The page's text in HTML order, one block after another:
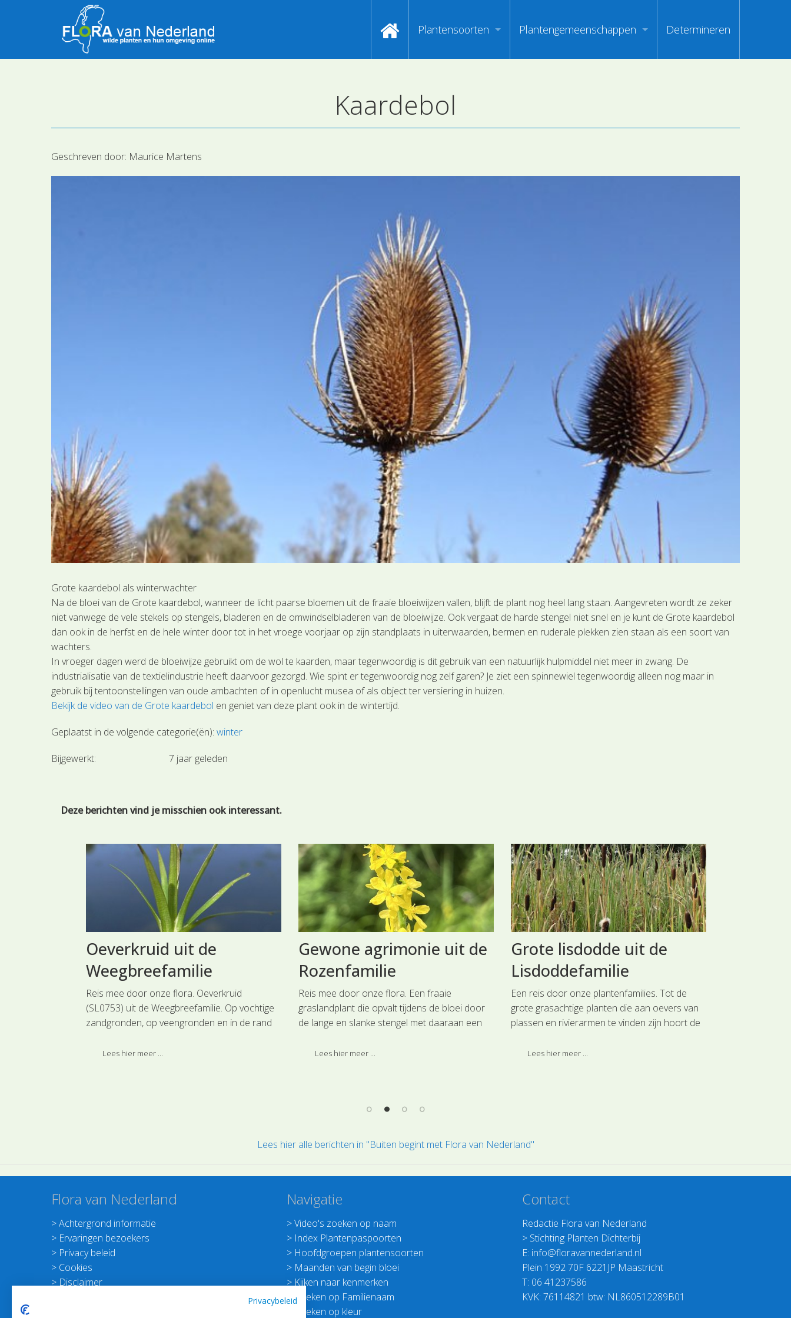
Plantensoorten
Index van plantenpaspoorten
Hoofdgroepen plantensoorten
Zoeken op Familienamen
Zoeken op kleur
Plantengemeenschappen
Maanden van optimale herkenbaarheid
Determineren
Kaardebol
Geschreven door: Maurice Martens
Grote kaardebol als winterwachter
Na de bloei van de Grote kaardebol, wanneer de licht paarse bloemen uit de fraaie bloeiwijzen vallen, blijft de plant nog heel lang staan. Aangevreten wordt ze zeker
niet vanwege de vele stekels op stengels, bladeren en de omwindselbladeren van de bloeiwijze. Ook vergaat de harde stengel niet snel en je kunt de Grote kaardebol
dan ook in de herfst en de hele winter door tot in het vroege voorjaar op zijn standplaats in uiterwaarden, bermen en ruderale plekken zien staan als een soort van
wachters.
In vroeger dagen werd de bloeiwijze gebruikt om de wol te kaarden, maar tegenwoordig is dit gebruik van een natuurlijk hulpmiddel niet meer in zwang. De
industrialisatie van de textielindustrie heeft daarvoor gezorgd. Wie spint er tegenwoordig nog zelf garen? Je ziet een spinnewiel tegenwoordig alleen nog maar in
gebruik bij tentoonstellingen van oude ambachten of in openlucht musea of als object ter versiering in huizen.
Bekijk de video van de Grote kaardebol en geniet van deze plant ook in de wintertijd.
Geplaatst in de volgende categorie(ën):winter
Bijgewerkt: 7 jaar geleden
Deze berichten vind je misschien ook interessant.
Oeverkruid uit de
Weegbreefamilie
Reis mee door onze flora. Oeverkruid
(SL0753) uit de Weegbreefamilie. Op vochtige
zandgronden, op veengronden en in de rand
soms vinden.
Lees hier meer ...
Gewone agrimonie uit de
Rozenfamilie
Reis mee door onze flora. Een fraaie
graslandplant die opvalt tijdens de bloei door
de lange en slanke stengel met daaraan een
van hooguit 1,5 cm in doorsnee is Gewone
Lees hier meer ...
Grote lisdodde uit de
Lisdoddefamilie
Een reis door onze plantenfamilies. Tot de
grote grasachtige planten die aan oevers van
plassen en rivierarmen te vinden zijn hoort de
soort is ingedeeld bij de hoofdgroep Water- en
Lees hier meer ...
Lees hier alle berichten in "Buiten begint met Flora van Nederland"
Flora van Nederland
>Achtergrond informatie
> Ervaringen bezoekers
> Privacy beleid
> Cookies
> Disclaimer
Navigatie
>Video's zoeken op naam
> Index Plantenpaspoorten
> Hoofdgroepen plantensoorten
> Maanden van begin bloei
> Kijken naar kenmerken
>Zoeken op Familienaam
Zoeken op kleur
Contact
Redactie Flora van Nederland
> Stichting Planten Dichterbij
E: info@floravannederland.nl
Plein 1992 70F 6221JP Maastricht
T: 06 41237586
KVK: 76114821 btw: NL860512289B01
Privacybeleid